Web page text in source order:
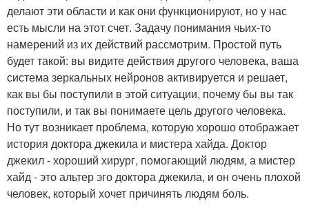
делают эти области и как они функционируют, но у нас
есть мысли на этот счет. Задачу понимания чьих-то
намерений из их действий рассмотрим. Простой путь
будет такой: вы видите действия другого человека, ваша
система зеркальных нейронов активируется и решает,
как вы бы поступили в этой ситуации, почему бы вы так
поступили, и так вы понимаете цель другого человека.
Но тут возникает проблема, которую хорошо отображает
история доктора джекила и мистера хайда. Доктор
джекил - хороший хирург, помогающий людям, а мистер
хайд - это альтер эго доктора джекила, и он очень плохой
человек, который хочет причинять людям боль.